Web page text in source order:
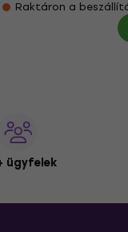
Raktáron a
ügyfelek